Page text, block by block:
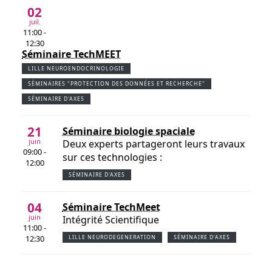
02
juil.
11:00 -
12:30
Séminaire TechMEET
LILLE NEUROENDOCRINOLOGIE
SÉMINAIRES "PROTECTION DES DONNÉES ET RECHERCHE"
SÉMINAIRE D'AXES
21
juin
09:00 -
12:00
Séminaire biologie spaciale
Deux experts partageront leurs travaux
sur ces technologies :
SÉMINAIRE D'AXES
04
juin
11:00 -
12:30
Séminaire TechMeet
Intégrité Scientifique
LILLE NEURODEGENERATION SÉMINAIRE D'AXES